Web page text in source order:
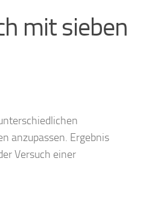
mit sieben
anzupassen. Ergebnis
Versuch einer